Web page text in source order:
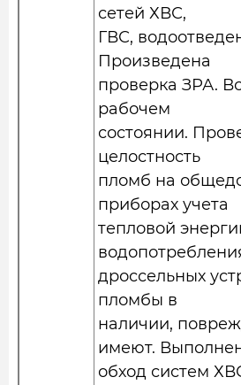
сетей ХВС,
ГВС,
Произведена
проверка ЗРА.
рабочем
состоянии.
целостность
пломб на
приборах учета
тепловой
дроссельных
пломбы в
наличии,
имеют.
обход систем